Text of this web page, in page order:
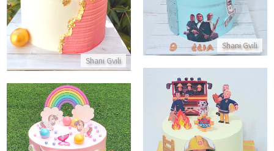
Shani Gvili
התקשר/י
Shani Gvili
התקשר/י
עוגת סמי הכבאי
התקשר/י
עוגת חד קרן בצבעי קשת בענן